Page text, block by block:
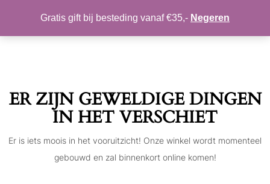
Toggle
MIJN ACCOUNT VERLANGLIJST
ER ZIJN GEWELDIGE DINGEN
IN HET VERSCHIET
Er is iets moois in het vooruitzicht! Onze winkel wordt momenteel
gebouwd en zal binnenkort online komen!
Gratis gift bij besteding vanaf €35,- Negeren